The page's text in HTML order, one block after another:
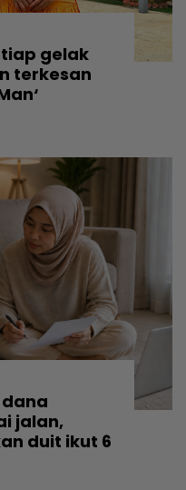
gelak
terkesan
jalan,
duit ikut 6